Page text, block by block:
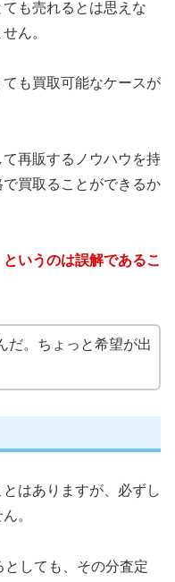
ても売れるとは思えな
ん。
も買取可能なケースが
再販するノウハウを持
買取ることができるか
いうのは誤解であるこ
だ。ちょっと希望が出
はありますが、必ずし
。
しても、その分査定